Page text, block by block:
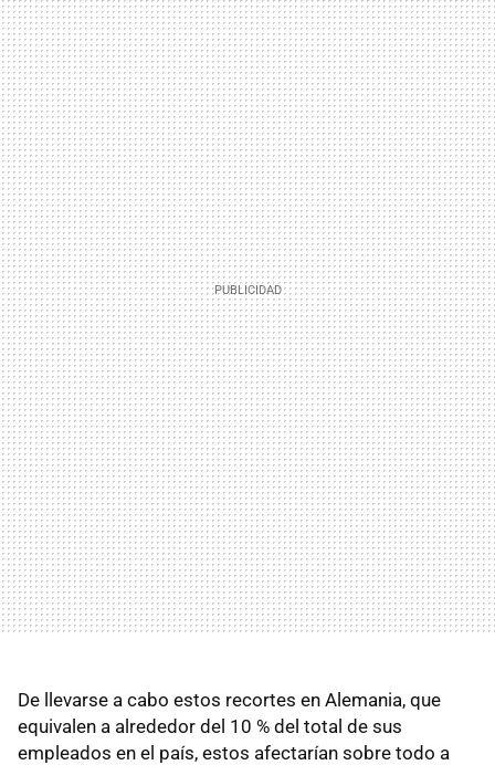
De llevarse a cabo estos recortes en Alemania, que
equivalen a alrededor del 10 % del total de sus
empleados en el país, estos afectarían sobre todo a